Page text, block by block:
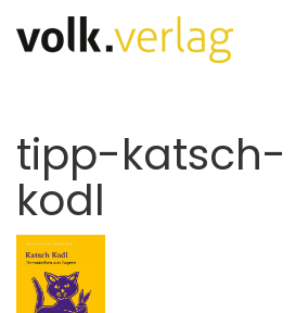
tipp-katsch-
kodl